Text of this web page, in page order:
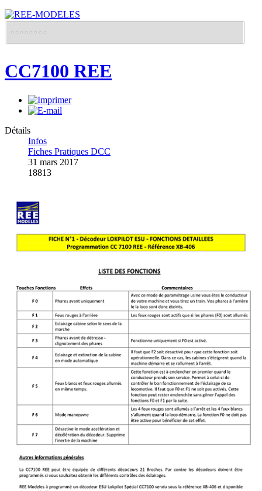
CC7100 REE
Détails
Infos
Fiches Pratiques DCC
31 mars 2017
18813